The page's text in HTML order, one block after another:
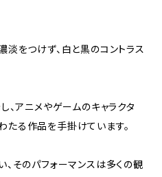
をつけず、白と黒のコントラス
アニメやゲームのキャラクタ
たる作品を手掛けています。
そのパフォーマンスは多くの観